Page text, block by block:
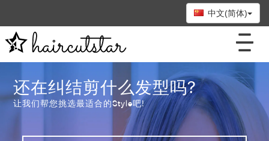
中文(简体)
还在纠结剪什么发型吗?
让我们帮您挑选最适合的Style吧!